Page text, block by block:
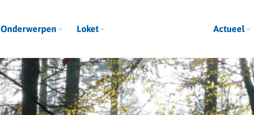
Onderwerpen Loket Actueel